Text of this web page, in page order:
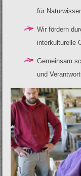
für
Wir fördern
interkulturelle
Gemeinsam
und